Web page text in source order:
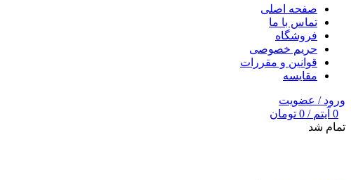
صفحه اصلی
تماس با ما
فروشگاه
حریم خصوصی
قوانین و مقررات
مقایسه
ورود / عضویت
0 آیتم /
0 تومان
تمام شد